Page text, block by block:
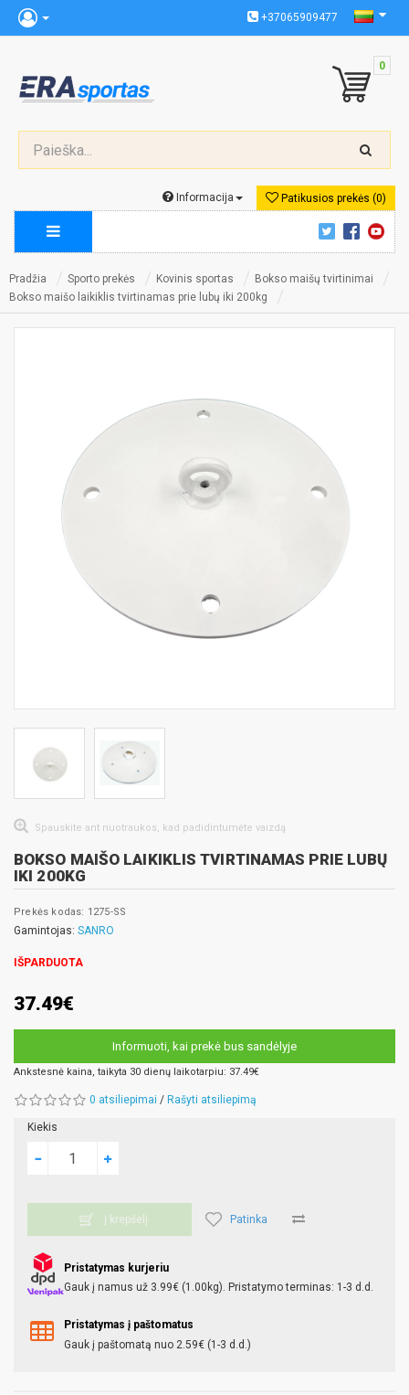
+37065909477
0
Patikusios prekės (0)
Informacija
Pradžia Sporto prekės Kovinis sportas
Bokso maišų tvirtinimai
Bokso maišo laikiklis tvirtinamas prie lubų iki 200kg
Spauskite ant nuotraukos, kad padidintumėte vaizdą
BOKSO MAIŠO LAIKIKLIS TVIRTINAMAS PRIE LUBŲ
IKI 200KG
Prekės kodas: 1275-SS
Gamintojas: SANRO
IŠPARDUOTA
37.49€
Informuoti, kai prekė bus sandėlyje
Ankstesnė kaina, taikyta 30 dienų laikotarpiu: 37.49€
0 atsiliepimai / Rašyti atsiliepimą
Kiekis
Į krepšelį Patinka
Pristatymas kurjeriu
Gauk į namus už 3.99€ (1.00kg). Pristatymo terminas: 1-3 d.d.
Pristatymas į paštomatus
Gauk į paštomatą nuo 2.59€ (1-3 d.d.)